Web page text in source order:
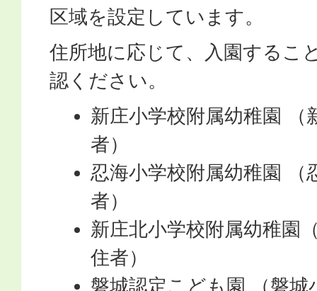
区域を設定しています。
住所地に応じて、入園するこ
認ください。
新庄小学校附属幼稚園 （
者）
忍海小学校附属幼稚園 （
者）
新庄北小学校附属幼稚園
住者）
磐城認定こども園 （磐